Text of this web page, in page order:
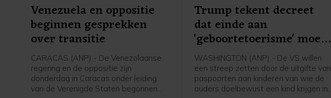
Venezuela en oppositie
beginnen gesprekken
over transitie
CARACAS (ANP) - De Venezolaanse
regering en de oppositie zijn
donderdag in Caracas onder leiding
van de Verenigde Staten begonnen
Trump tekent decreet
dat einde aan
'geboortetoerisme' moet
maken
WASHINGTON (ANP) - De VS willen
een streep zetten door de uitgifte van
paspoorten aan kinderen van wie de
ouders doelbewust een kind krijgen in